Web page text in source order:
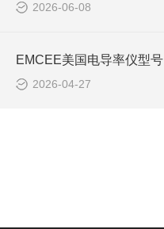
2026-06-08
2026-04-27